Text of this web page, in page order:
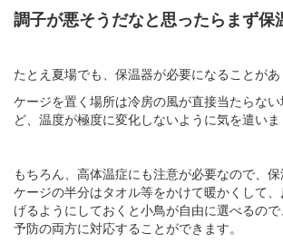
調子が悪そうだなと思ったらまず保
たとえ夏場でも、保温器が必要になることがあ
ケージを置く場所は冷房の風が直接当たらな
ど、温度が極度に変化しないように気を遣いま
もちろん、高体温症にも注意が必要なので、
ケージの半分はタオル等をかけて暖かくして
げるようにしておくと小鳥が自由に選べるの
予防の両方に対応することができます。